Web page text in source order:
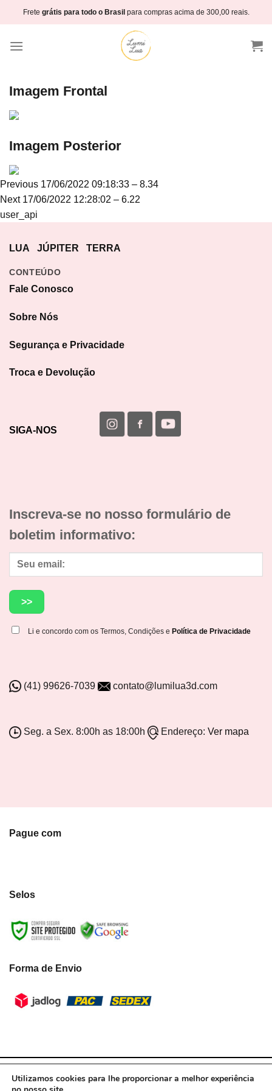
to
Frete grátis para todo o Brasilpara compras acima de 300,00 reais.
Imagem Frontal
Imagem Posterior
Navegação
de
Post
Previous Previous
post:
17/06/2022 09:18:33 – 8.34
Next Next
post:
17/06/2022 12:28:02 – 6.22
user_api
LUA JÚPITER TERRA
CONTEÚDO
Fale Conosco
Sobre Nós
Segurança e Privacidade
Troca e Devolução
SIGA-NOS
Inscreva-se no nosso formulário de
boletim informativo:
Li e concordo com os Termos, Condições e Política de Privacidade
(41) 99626-7039 contato@lumilua3d.com
Seg. a Sex. 8:00h as 18:00h Endereço: Ver mapa
Pague com
Selos
Forma de Envio
LumiLua3D - CNPJ:39.433.787/0001-10 © Todos os direitos reservados.
2021
Utilizamos cookies para lhe proporcionar a melhor experiência